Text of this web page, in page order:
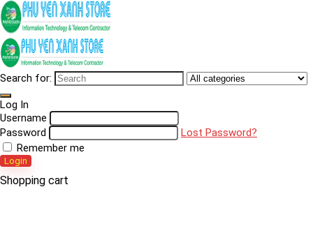
Search for:
Log In
Username
Password
Lost Password?
Remember me
Login
Shopping cart